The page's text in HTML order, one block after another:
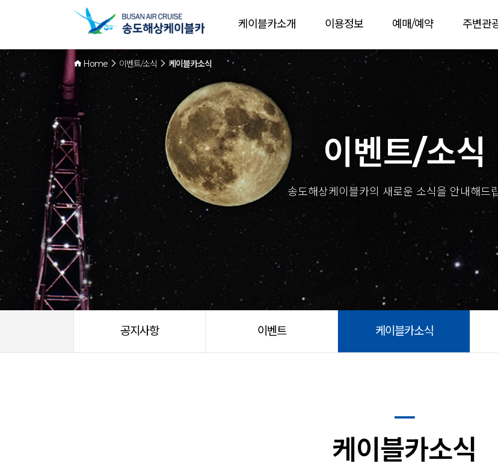
케이블카소개 이용정보 예매/예약 주변관
Home 이벤트/소식 케이블카소식
이벤트/소식
송도해상케이블카의 새로운 소식을 안내해드
공지사항 이벤트 케이블카소식
케이블카소식